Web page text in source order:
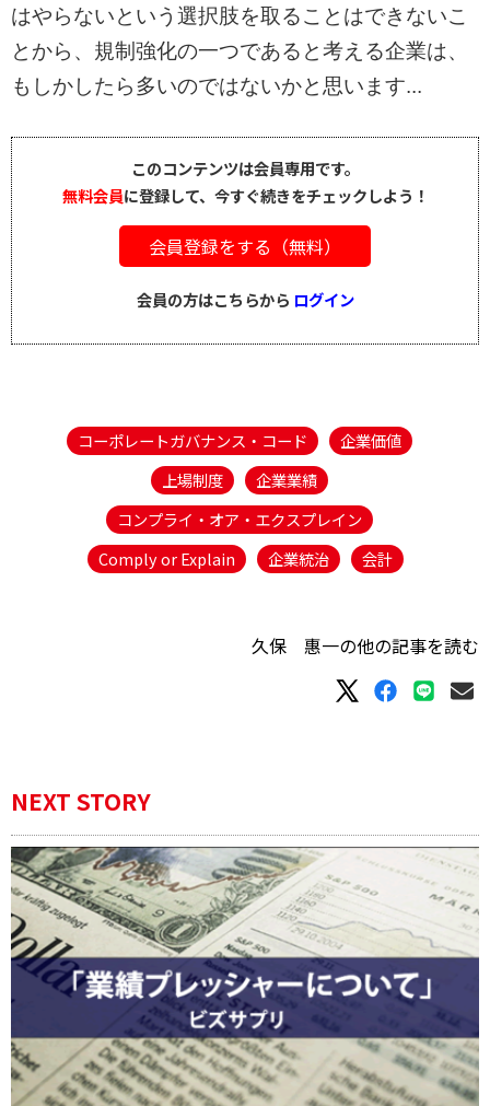
はやらないという選択肢を取ることはできないこ
とから、規制強化の一つであると考える企業は、
もしかしたら多いのではないかと思います...
このコンテンツは会員専用です。
無料会員に登録して、今すぐ続きをチェックしよう！
会員登録をする（無料）
会員の方はこちらから ログイン
コーポレートガバナンス・コード
企業価値
上場制度
企業業績
コンプライ・オア・エクスプレイン
Comply or Explain
企業統治 会計
久保 惠一の他の記事を読む
NEXT STORY